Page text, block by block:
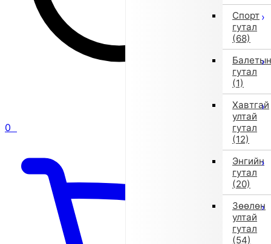
0
Спорт
гутал
(68)
Балетын
гутал
(1)
Хавтгай
ултай
гутал
(12)
Энгийн
гутал
(20)
Зөөлөн
ултай
гутал
(54)